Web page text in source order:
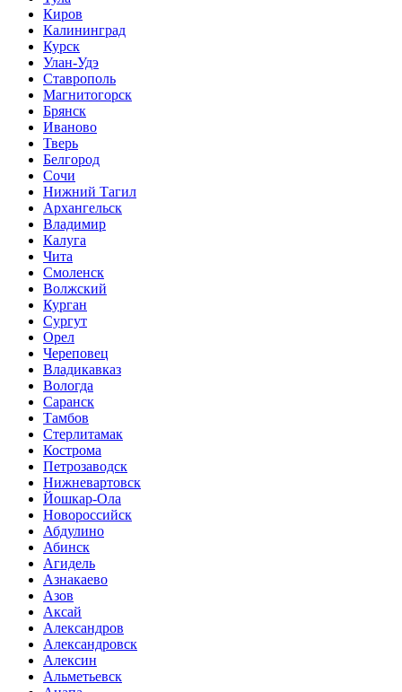
Киров
Калининград
Курск
Улан-Удэ
Ставрополь
Магнитогорск
Брянск
Иваново
Тверь
Белгород
Сочи
Нижний Тагил
Архангельск
Владимир
Калуга
Чита
Смоленск
Волжский
Курган
Сургут
Орел
Череповец
Владикавказ
Вологда
Саранск
Тамбов
Стерлитамак
Кострома
Петрозаводск
Нижневартовск
Йошкар-Ола
Новороссийск
Абдулино
Абинск
Агидель
Азнакаево
Азов
Аксай
Александров
Александровск
Алексин
Альметьевск